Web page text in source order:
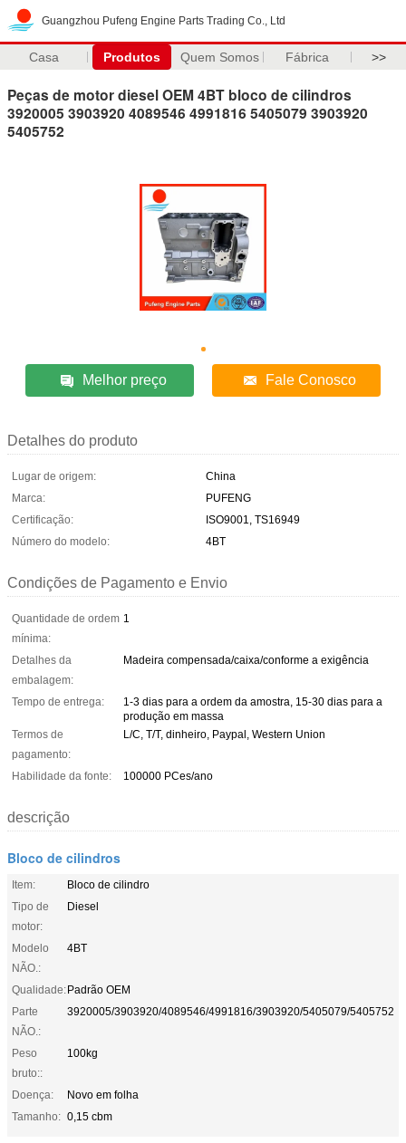
Guangzhou Pufeng Engine Parts Trading Co., Ltd
Casa Produtos Quem Somos Fábrica >>
Peças de motor diesel OEM 4BT bloco de cilindros
3920005 3903920 4089546 4991816 5405079 3903920
5405752
Melhor preço Fale Conosco
Detalhes do produto
Lugar de origem:
China
Marca:
PUFENG
Certificação:
ISO9001, TS16949
Número do modelo:
4BT
Condições de Pagamento e Envio
Quantidade de ordem
mínima:
1
Detalhes da
embalagem:
Madeira compensada/caixa/conforme a exigência
Tempo de entrega:
1-3 dias para a ordem da amostra, 15-30 dias para a
produção em massa
Termos de
pagamento:
L/C, T/T, dinheiro, Paypal, Western Union
Habilidade da fonte: 100000 PCes/ano
descrição
Bloco de cilindros
Item:
Bloco de cilindro
Tipo de
motor:
Diesel
Modelo
NÃO.:
4BT
Qualidade:Padrão OEM
Parte
NÃO.:
3920005/3903920/4089546/4991816/3903920/5405079/5405752
Peso
bruto::
100kg
Doença:
Novo em folha
Tamanho: 0,15 cbm